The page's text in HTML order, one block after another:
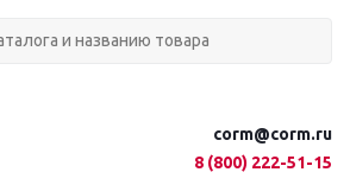
corm@corm.ru
8 (800) 222-51-15